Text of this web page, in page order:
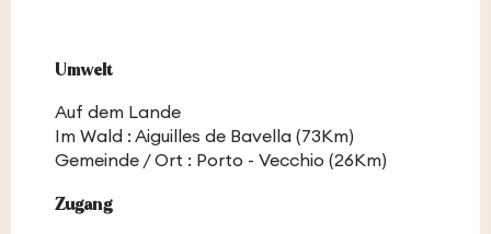
Umwelt
Umwelt
Auf dem Lande
Im Wald : Aiguilles de Bavella (73Km)
Gemeinde / Ort : Porto - Vecchio (26Km)
Zugang
Zugang